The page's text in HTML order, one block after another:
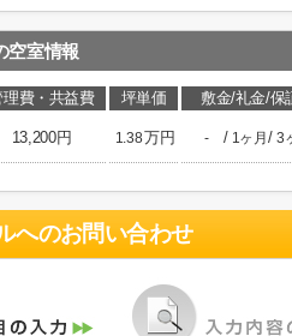
空室情報
理費・共益費 坪単価 敷金/礼金/保
13,200円 1.38万円 - / 1ヶ月 / 3
へのお問い合わせ